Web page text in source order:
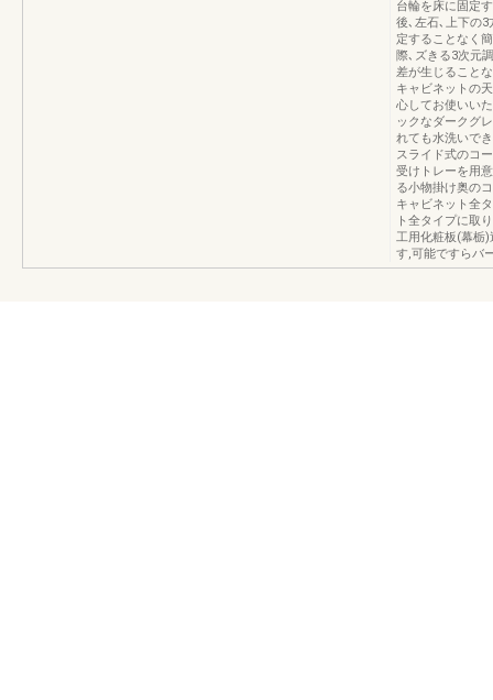
台輪を床に固定
後､左石､上下の3
定することなく
際､ズきる3次元
差が生じること
キャビネットの
心してお使いい
ックなダークグ
れても水洗いで
スライド式のコ
受けトレーを用
る小物掛け奥の
キャビネット全
ト全タイプに取
工用化粧板(幕栃
す,可能ですらバ